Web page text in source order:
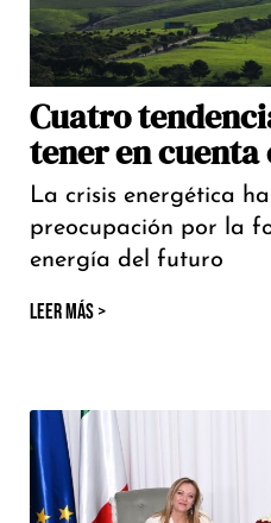
Cuatro
tener en cuenta
La crisis energética
preocupación por la
energía del futuro
LEER MÁS >